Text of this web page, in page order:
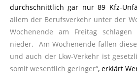
durchschnittlich gar nur 89 Kfz-
allem der Berufsverkehr unter der
Wochenende am Freitag
nieder. Am Wochenende fallen
und auch der Lkw-Verkehr ist
somit wesentlich geringer“, erklärt